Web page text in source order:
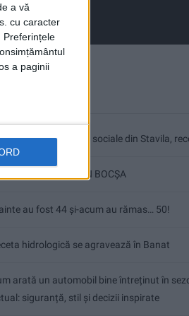
a vă
cu caracter
Preferințele
a paginii
bloc de locuințe sociale din Stavila,
OPRIRE APĂ ÎN BOCȘA
au fost 44 și-acum au rămas… 50!
hidrologică se agravează în Banat
arată un automobil bine întreținut în
siguranță, stil și decizii inspirate